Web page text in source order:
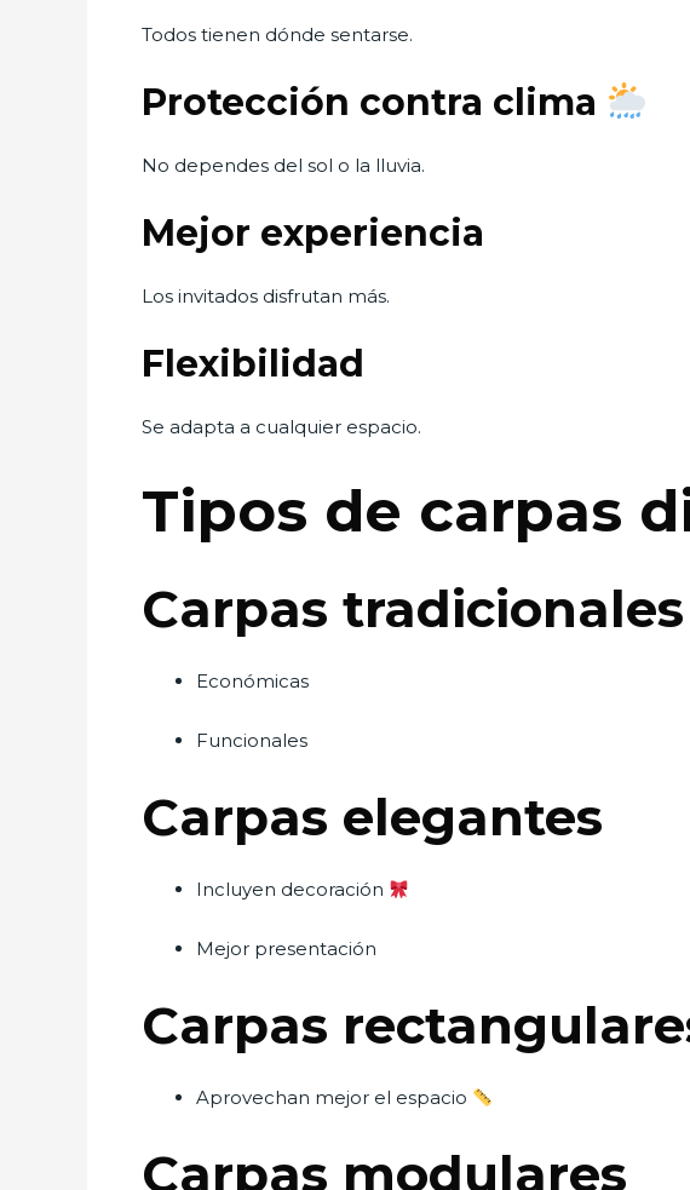
Todos tienen dónde sentarse.
Protección contra clima
No dependes del sol o la lluvia.
Mejor experiencia
Los invitados disfrutan más.
Flexibilidad
Se adapta a cualquier espacio.
Tipos de carpas
Carpas tradicionales
Económicas
Funcionales
Carpas elegantes
Incluyen decoración
Mejor presentación
Carpas
Aprovechan mejor el espacio
Carpas modulares